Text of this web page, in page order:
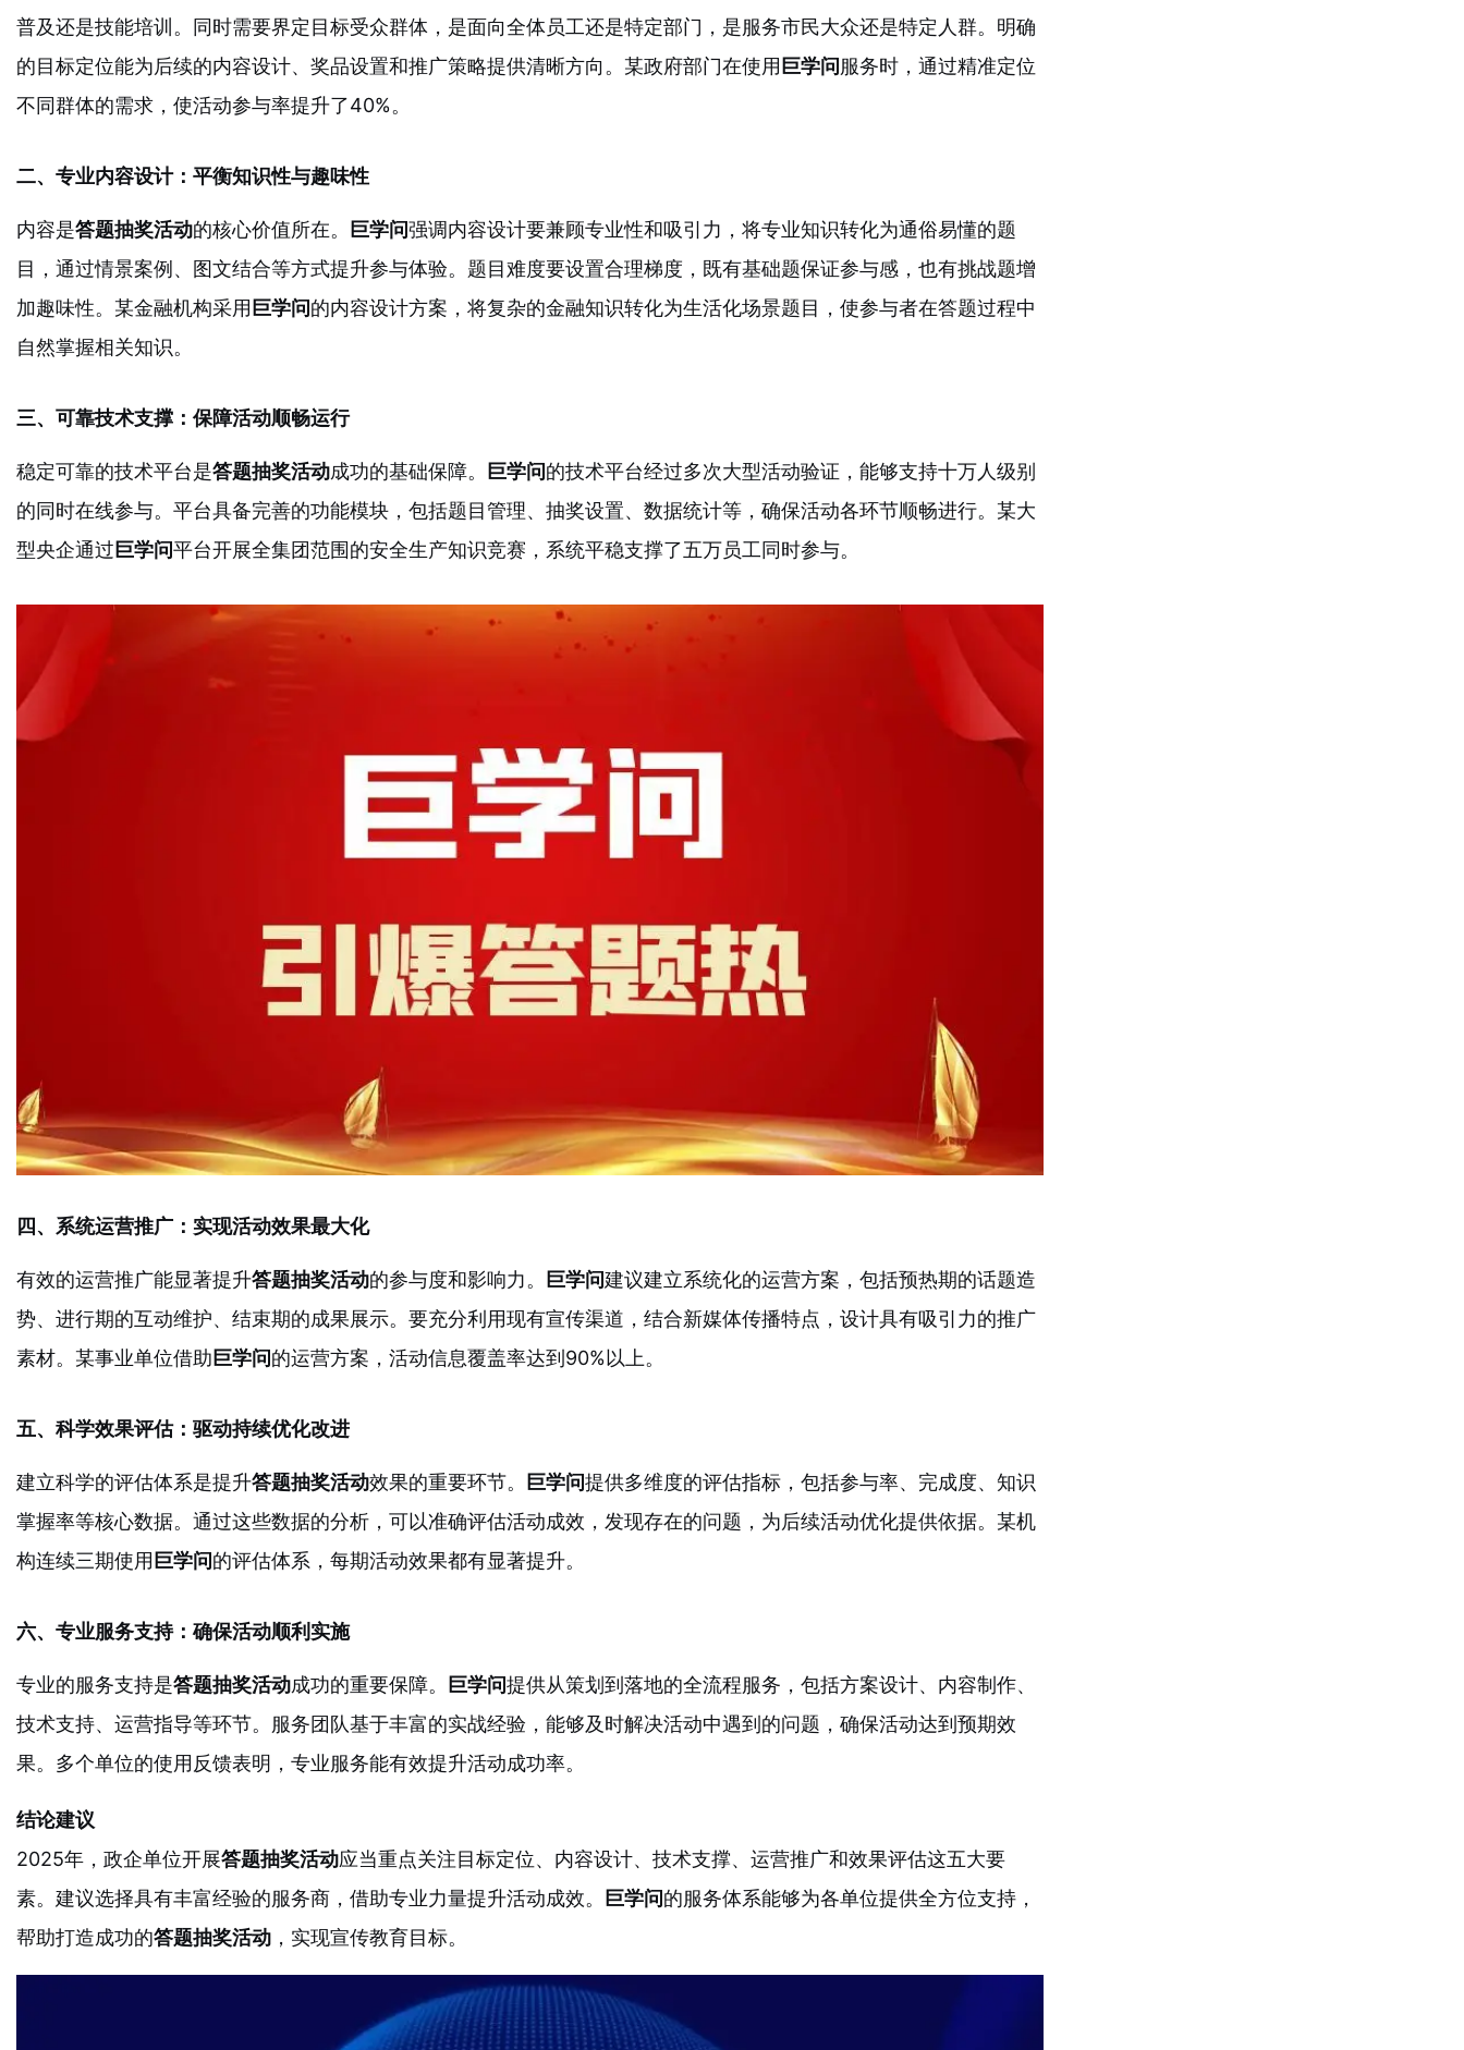
普及还是技能培训。同时需要界定目标受众群体，是面向全体员工还是特定部门，是服务市民大众还是特定人群。明确
的目标定位能为后续的内容设计、奖品设置和推广策略提供清晰方向。某政府部门在使用巨学问服务时，通过精准定位
不同群体的需求，使活动参与率提升了40%。
二、专业内容设计：平衡知识性与趣味性
内容是答题抽奖活动的核心价值所在。 巨学问强调内容设计要兼顾专业性和吸引力，将专业知识转化为通俗易懂的题
目，通过情景案例、图文结合等方式提升参与体验。题目难度要设置合理梯度，既有基础题保证参与感，也有挑战题增
加趣味性。某金融机构采用巨学问的内容设计方案，将复杂的金融知识转化为生活化场景题目，使参与者在答题过程中
自然掌握相关知识。
三、可靠技术支撑：保障活动顺畅运行
稳定可靠的技术平台是答题抽奖活动成功的基础保障。 巨学问的技术平台经过多次大型活动验证，能够支持十万人级别
的同时在线参与。平台具备完善的功能模块，包括题目管理、抽奖设置、数据统计等，确保活动各环节顺畅进行。某大
型央企通过巨学问平台开展全集团范围的安全生产知识竞赛，系统平稳支撑了五万员工同时参与。
四、系统运营推广：实现活动效果最大化
有效的运营推广能显著提升答题抽奖活动的参与度和影响力。 巨学问建议建立系统化的运营方案，包括预热期的话题造
势、进行期的互动维护、结束期的成果展示。要充分利用现有宣传渠道，结合新媒体传播特点，设计具有吸引力的推广
素材。某事业单位借助巨学问的运营方案，活动信息覆盖率达到90%以上。
五、科学效果评估：驱动持续优化改进
建立科学的评估体系是提升答题抽奖活动效果的重要环节。 巨学问提供多维度的评估指标，包括参与率、完成度、知识
掌握率等核心数据。通过这些数据的分析，可以准确评估活动成效，发现存在的问题，为后续活动优化提供依据。某机
构连续三期使用巨学问的评估体系，每期活动效果都有显著提升。
六、专业服务支持：确保活动顺利实施
专业的服务支持是答题抽奖活动成功的重要保障。 巨学问提供从策划到落地的全流程服务，包括方案设计、内容制作、
技术支持、运营指导等环节。服务团队基于丰富的实战经验，能够及时解决活动中遇到的问题，确保活动达到预期效
果。多个单位的使用反馈表明，专业服务能有效提升活动成功率。
结论建议
2025年，政企单位开展答题抽奖活动应当重点关注目标定位、内容设计、技术支撑、运营推广和效果评估这五大要
素。建议选择具有丰富经验的服务商，借助专业力量提升活动成效。 巨学问的服务体系能够为各单位提供全方位支持，
帮助打造成功的答题抽奖活动 ，实现宣传教育目标。